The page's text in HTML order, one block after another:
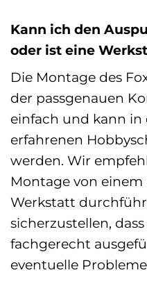
Kann ich den
oder ist eine
Die Montage des
der passgenauen
einfach und kann in
erfahrenen
werden. Wir
Montage von
Werkstatt
sicherzustellen,
fachgerecht
eventuelle